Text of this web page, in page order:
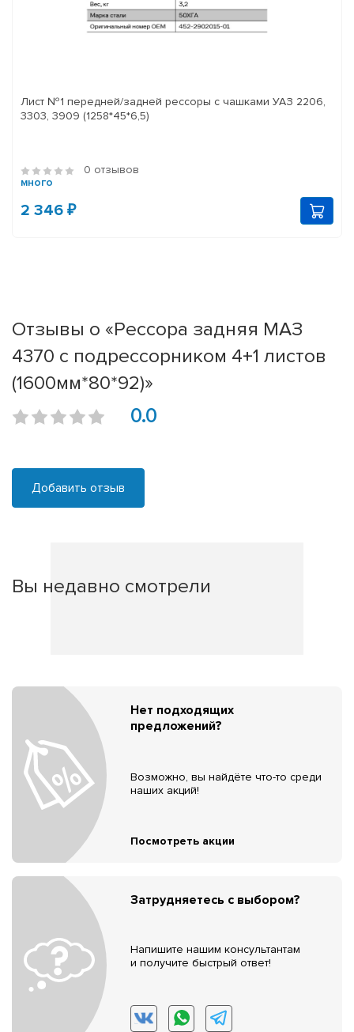
Лист №1 передней/задней рессоры с чашками УАЗ 2206,
3303, 3909 (1258*45*6,5)
0 отзывов
много
2 346 ₽
Отзывы о «Рессора задняя МАЗ
4370 с подрессорником 4+1 листов
(1600мм*80*92)»
0.0
Добавить отзыв
Вы недавно смотрели
Нет подходящих
предложений?
Возможно, вы найдёте что-то среди
наших акций!
Посмотреть акции
Затрудняетесь с выбором?
Напишите нашим консультантам
и получите быстрый ответ!